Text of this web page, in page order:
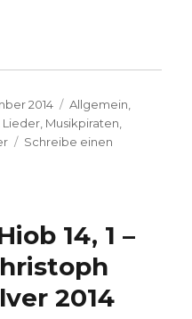
2014 Kategorien
Allgemein
Lieder Musikpiraten
Schreibe einen
14, 1 –
2014